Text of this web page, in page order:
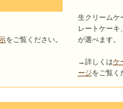
をご覧ください。
生クリームケ
レートケーキ
が選べます。
→詳しくはケ
ージをご覧く